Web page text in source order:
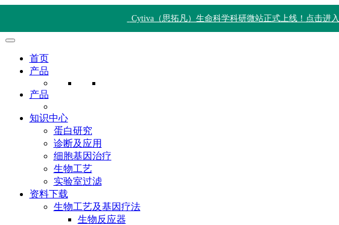
Cytiva（思拓凡）生命科学科研微站正式上线！点击进入
首页
产品
产品
知识中心
蛋白研究
诊断及应用
细胞基因治疗
生物工艺
实验室过滤
资料下载
生物工艺及基因疗法
生物反应器